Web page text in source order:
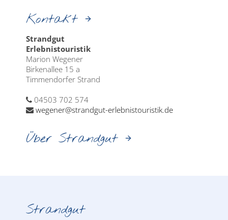
Kontakt
Strandgut
Erlebnistouristik
Marion Wegener
Birkenallee 15 a
Timmendorfer Strand
04503 702 574
wegener@strandgut-erlebnistouristik.de
Über Strandgut
Strandgut